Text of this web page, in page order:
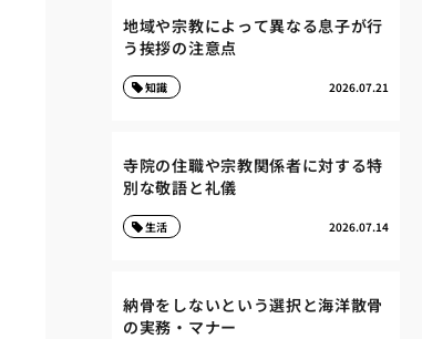
地域や宗教によって異なる息子が行
う挨拶の注意点
2026.07.21
知識
寺院の住職や宗教関係者に対する特
別な敬語と礼儀
2026.07.14
生活
納骨をしないという選択と海洋散骨
の実務・マナー